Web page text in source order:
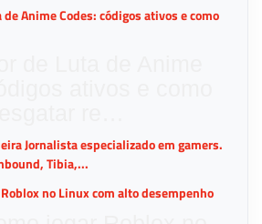
Jornalista especializado em gamers.
Tibia,...